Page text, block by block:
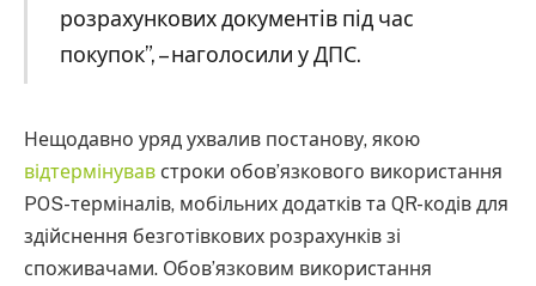
розрахункових документів під час
покупок”, – наголосили у ДПС.
Нещодавно уряд ухвалив постанову, якою
відтермінував строки обов’язкового використання
POS-терміналів, мобільних додатків та QR-кодів для
здійснення безготівкових розрахунків зі
споживачами. Обов’язковим використання